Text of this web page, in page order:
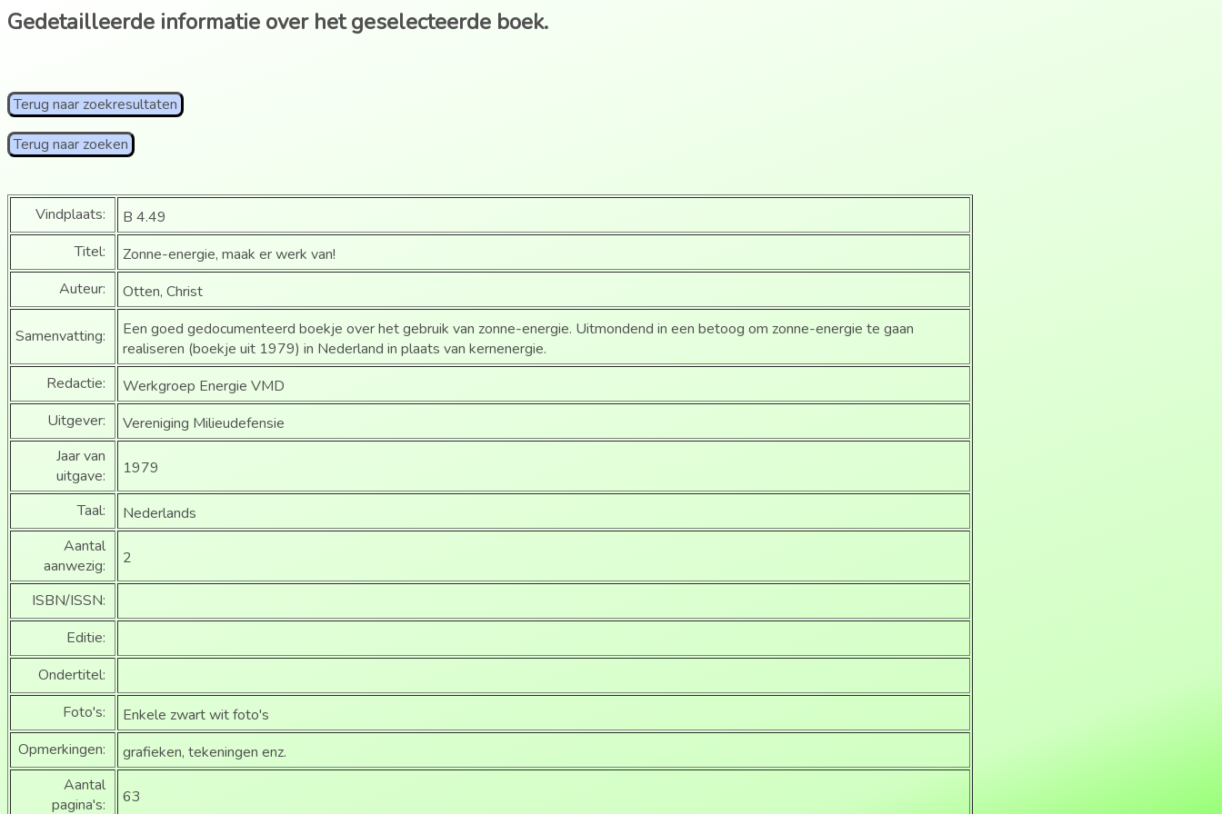
Gedetailleerde informatie over het geselecteerde boek.
Terug naar zoekresultaten
Terug naar zoeken
Vindplaats:
B 4.49
Titel:
Zonne-energie, maak er werk van!
Auteur:
Otten, Christ
Samenvatting:
Een goed gedocumenteerd boekje over het gebruik van zonne-energie. Uitmondend in een betoog om zonne-energie te gaan
realiseren (boekje uit 1979) in Nederland in plaats van kernenergie.
Redactie:
Werkgroep Energie VMD
Uitgever:
Vereniging Milieudefensie
Jaar van
uitgave:
1979
Taal:
Nederlands
Aantal
aanwezig:
2
ISBN/ISSN:
Editie:
Ondertitel:
Foto's:
Enkele zwart wit foto's
Opmerkingen:
grafieken, tekeningen enz.
Aantal
pagina's:
63